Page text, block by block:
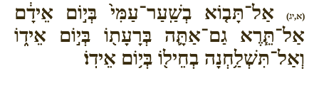
(א,יג)
אַל־תָּב֤וֹא בְשַֽׁעַר־עַמִּי֙ בְּי֣וֹם אֵידָ֔ם
אַל־תֵּ֧רֶא גַם־אַתָּ֛ה בְּרָעָת֖וֹ בְּי֣וֹם אֵיד֑וֹ
וְאַל־תִּשְׁלַ֥חְנָה בְחֵיל֖וֹ בְּי֥וֹם אֵידֽוֹ׃